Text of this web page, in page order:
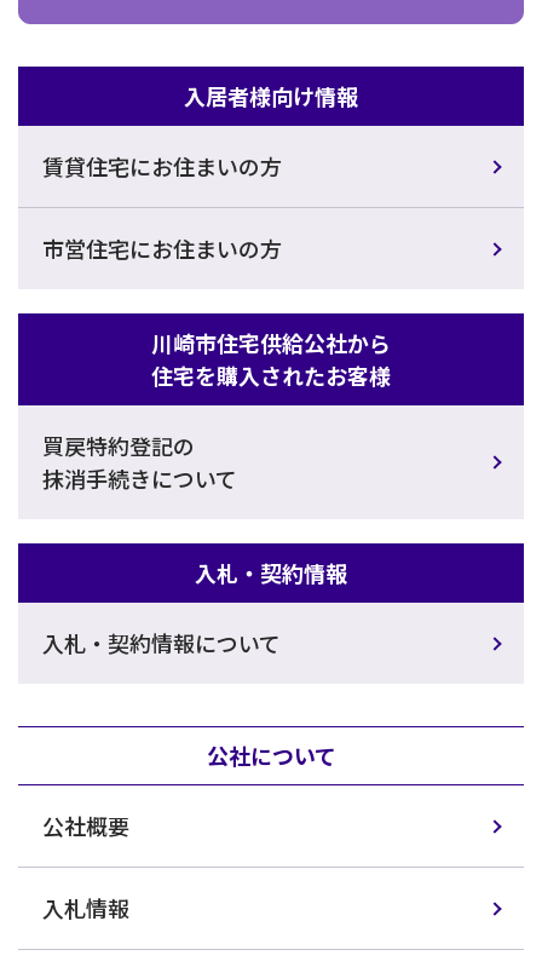
入居者様向け情報
賃貸住宅にお住まいの方
市営住宅にお住まいの方
川崎市住宅供給公社から
住宅を購入されたお客様
買戻特約登記の
抹消手続きについて
入札・契約情報
入札・契約情報について
公社について
公社概要
入札情報